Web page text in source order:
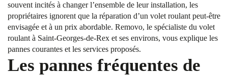
souvent incités à changer l’ensemble de leur installation, les
propriétaires ignorent que la réparation d’un volet roulant peut-être
envisagée et à un prix abordable. Removo, le spécialiste du volet
roulant à Saint-Georges-de-Rex et ses environs, vous explique les
pannes courantes et les services proposés.
Les pannes fréquentes de